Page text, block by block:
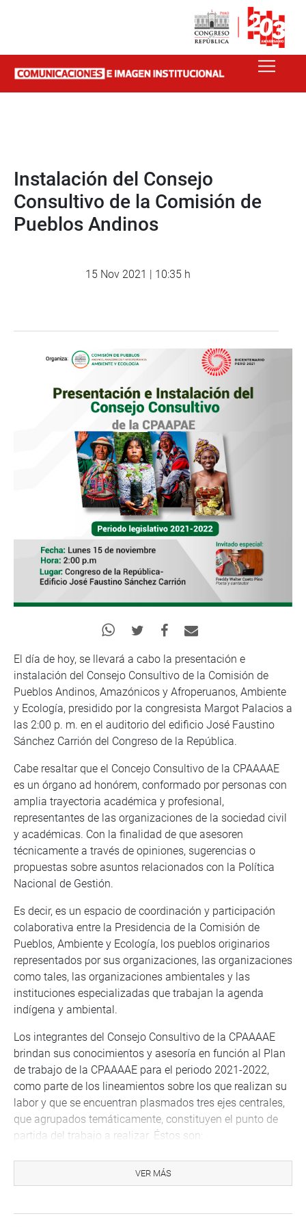
Instalación del Consejo
Consultivo de la Comisión de
Pueblos Andinos
15 Nov 2021 | 10:35 h
El día de hoy, se llevará a cabo la presentación e
instalación del Consejo Consultivo de la Comisión de
Pueblos Andinos, Amazónicos y Afroperuanos, Ambiente
y Ecología, presidido por la congresista Margot Palacios a
las 2:00 p. m. en el auditorio del edificio José Faustino
Sánchez Carrión del Congreso de la República.
Cabe resaltar que el Concejo Consultivo de la CPAAAAE
es un órgano ad honórem, conformado por personas con
amplia trayectoria académica y profesional,
representantes de las organizaciones de la sociedad civil
y académicas. Con la finalidad de que asesoren
técnicamente a través de opiniones, sugerencias o
propuestas sobre asuntos relacionados con la Política
Nacional de Gestión.
Es decir, es un espacio de coordinación y participación
colaborativa entre la Presidencia de la Comisión de
Pueblos, Ambiente y Ecología, los pueblos originarios
representados por sus organizaciones, las organizaciones
como tales, las organizaciones ambientales y las
instituciones especializadas que trabajan la agenda
indígena y ambiental.
Los integrantes del Consejo Consultivo de la CPAAAAE
brindan sus conocimientos y asesoría en función al Plan
de trabajo de la CPAAAAE para el periodo 2021-2022,
como parte de los lineamientos sobre los que realizan su
labor y que se encuentran plasmados tres ejes centrales,
que agrupados temáticamente, constituyen el punto de
partida del trabajo a realizar. Éstos son:
Grupo Consultivo de Pueblos Indígenas/Originarios
Grupo Consultivo de Pueblos Afroperuanos
VER MÁS